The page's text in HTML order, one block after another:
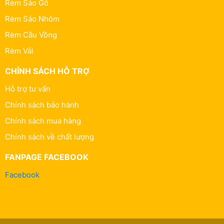
Rèm Sáo Gỗ
Rèm Sáo Nhôm
Rèm Cầu Vồng
Rèm Vải
CHÍNH SÁCH HỖ TRỢ
Hỗ trợ tư vấn
Chính sách bảo hành
Chính sách mua hàng
Chính sách về chất lượng
FANPAGE FACEBOOK
Facebook